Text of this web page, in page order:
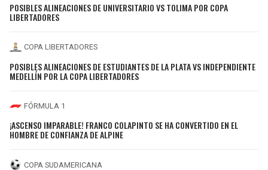
POSIBLES ALINEACIONES DE UNIVERSITARIO VS TOLIMA POR COPA
LIBERTADORES
COPA LIBERTADORES
POSIBLES ALINEACIONES DE ESTUDIANTES DE LA PLATA VS INDEPENDIENTE
MEDELLÍN POR LA COPA LIBERTADORES
FÓRMULA 1
¡ASCENSO IMPARABLE! FRANCO COLAPINTO SE HA CONVERTIDO EN EL
HOMBRE DE CONFIANZA DE ALPINE
COPA SUDAMERICANA